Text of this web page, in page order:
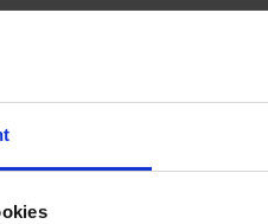
wiel met stift in de stoel.